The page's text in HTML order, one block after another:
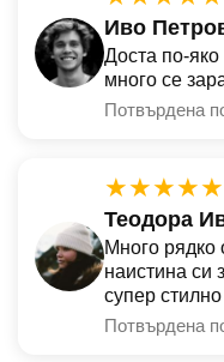
Иво
Доста по-
много се
Потвърдена
★★★★★
Теодора
Много рядко
наистина си
супер
Потвърдена